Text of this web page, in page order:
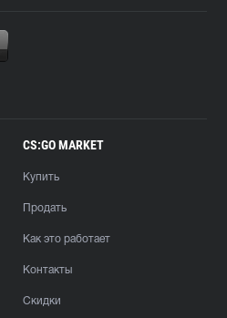
CS:GO MARKET
Купить
Продать
Как это работает
Контакты
Скидки